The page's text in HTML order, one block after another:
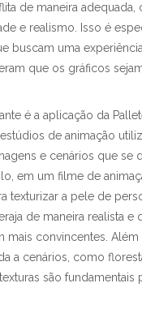
de maneira adequada,
e realismo. Isso é
buscam uma experiência
que os gráficos
é a aplicação da
de animação
e cenários que se
em um filme de
texturizar a pele de
de maneira realista e
mais convincentes. Além
a cenários, como
são fundamentais